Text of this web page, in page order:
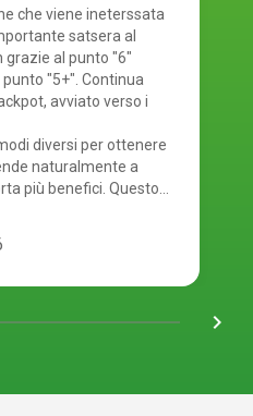
che viene ineterssata
satsera al
grazie al punto "6"
"5+". Continua
avviato verso i
diversi per ottenere
naturalmente a
più benefici. Questo
Infatti, per giocare al
tra due opzioni:
vantaggi per chi
navigate_next